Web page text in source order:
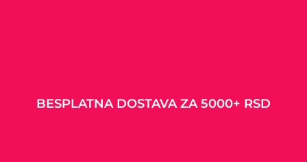
BESPLATNA DOSTAVA ZA 5000+ RSD